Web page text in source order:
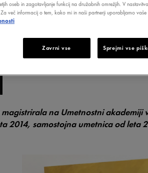
89
IN
na Umetnostni akademiji
2014, samostojna umetnica od leta
oseb in zagotavljanje funkcij na družabnih omrežjih. V
več informacij o tem, kako mi in naši partnerji uporabljamo vaše
Zavrni vse Sprejmi vse